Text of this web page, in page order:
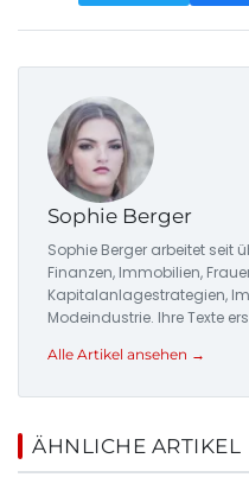
Sophie Berger
Sophie Berger arbeitet seit
Finanzen, Immobilien,
Kapitalanlagestrategien,
Modeindustrie. Ihre Texte
Alle Artikel ansehen →
ÄHNLICHE ARTIKEL